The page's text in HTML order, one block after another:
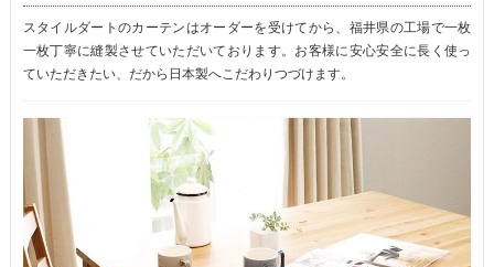
スタイルダートのカーテンはオーダーを受けてから、福井県の工場で一枚
一枚丁寧に縫製させていただいております。お客様に安心安全に長く使っ
ていただきたい、だから日本製へこだわりつづけます。